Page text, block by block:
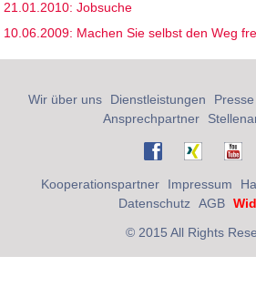
21.01.2010: Jobsuche
10.06.2009: Machen Sie selbst den Weg
Wir über uns Dienstleistungen Presse
Ansprechpartner
Kooperationspartner Impressum
Datenschutz
AGB
© 2015 All Rights